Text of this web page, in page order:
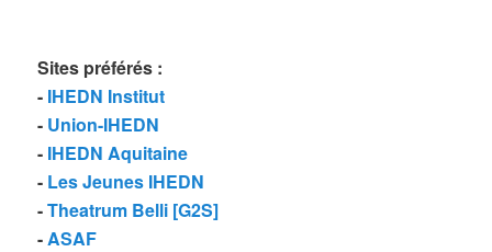
Sites préférés :
- IHEDN Institut
- Union-IHEDN
- IHEDN Aquitaine
- Les Jeunes IHEDN
-Theatrum Belli [G2S]
-ASAF